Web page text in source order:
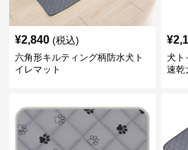
¥2,840 (税込)
六角形キルティング柄防水犬ト
イレマット
¥
犬ト
速乾